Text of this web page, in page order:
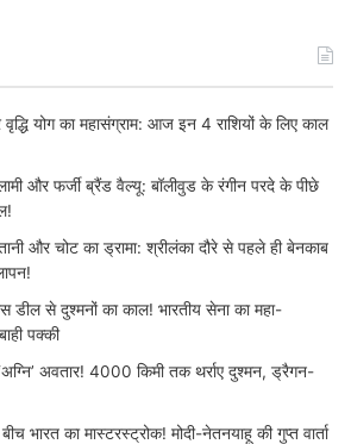
योग का महासंग्राम: आज इन 4 राशियों के लिए काल
और फर्जी ब्रैंड वैल्यू: बॉलीवुड के रंगीन परदे के पीछे
और चोट का ड्रामा: श्रीलंका दौरे से पहले ही बेनकाब
डील से दुश्मनों का काल! भारतीय सेना का महा-
पक्की
अवतार! 4000 किमी तक थर्राए दुश्मन, ड्रैगन-
भारत का मास्टरस्ट्रोक! मोदी-नेतनयाहू की गुप्त वार्ता